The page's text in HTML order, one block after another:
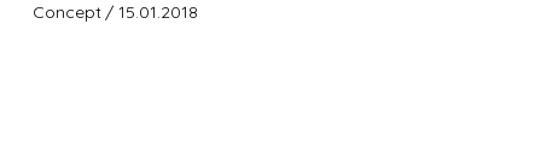
Concept / 15.01.2018